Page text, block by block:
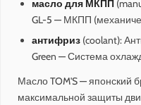
масло для МКПП
GL-5 — МКПП
антифриз (coolant):
Green — Система
Масло TOM'S — японский
максимальной защиты